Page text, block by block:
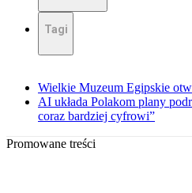
Tagi
Wielkie Muzeum Egipskie
AI układa Polakom plany
coraz bardziej cyfrowi”
Promowane treści